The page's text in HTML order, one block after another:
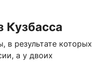
Кузбасса
в результате которых
а у двоих